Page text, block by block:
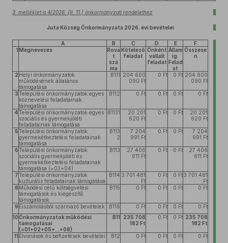
3. melléklet a 4/2026. (II. 11.) önkormányzati rendelethez
Juta Község Önkormányzata 2026. évi bevételei
A B C D E
F
1Megnevezés
Rova
t
szá
ma
Kötelező
feladat
Önként
vállalt
feladat
Állam
ig.
Felad
at
Összese
n
2 Helyi önkormányzatok
működésének általános
támogatása
B111 204 600
090 Ft
0 Ft 0 Ft 204 600
090 Ft
3 Települési önkormányzatok egyes
köznevelési feladatainak
támogatása
B112 0 Ft 0 Ft 0 Ft 0 Ft
4 Települési önkormányzatok egyes
szociális és gyermekjóléti
feladatainak támogatása
B1131
20 201
620 Ft
0 Ft 0 Ft
20 201
620 Ft
5 Települési önkormányzatok
gyermekétkeztetési feladatainak
támogatása
B113
2
7 204
991 Ft
0 Ft 0 Ft
7 204
991 Ft
6 Települési önkormányzatok
szociális gyermekjóléti és
gyermekétkeztetési feladatainak
támogatása (=03+04)
B113
27 406
611 Ft
0 Ft 0 Ft
27 406
611 Ft
7 Települési önkormányzatok
kulturális feladatainak támogatása
B114 3 701 481
Ft
0 Ft 0 Ft3 701 481
Ft
8 Működési célú költségvetési
támogatások és kiegészítő
támogatások
B115 0 Ft 0 Ft 0 Ft 0 Ft
9 Elszámolásból származó bevételek B116 0 Ft 0 Ft 0 Ft
0 Ft
10Önkormányzatok működési
támogatásai
(=01+02+05+...+08)
B11
235 708
182 Ft
0 Ft 0 Ft 235 708
182 Ft
11 Elvonások és befizetések bevételei B12 0 Ft 0 Ft 0 Ft
0 Ft